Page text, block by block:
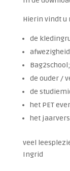
Hierin vindt u
de
Bag2school;
de ouder /
de
het PET
het
veel
Ingrid